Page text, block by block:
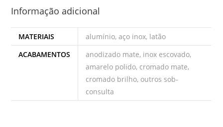
Informação adicional
MATERIAIS
alumínio, aço inox, latão
ACABAMENTOS
anodizado mate, inox escovado,
amarelo polido, cromado mate,
cromado brilho, outros sob-
consulta